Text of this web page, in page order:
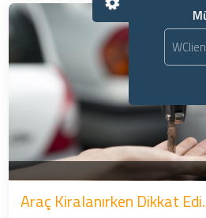
Araç Kiralanırken Dikkat